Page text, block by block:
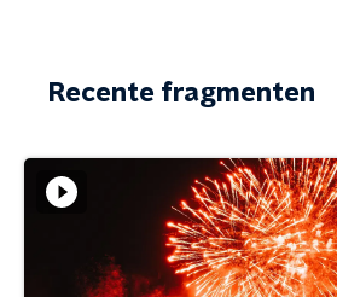
Recente fragmenten